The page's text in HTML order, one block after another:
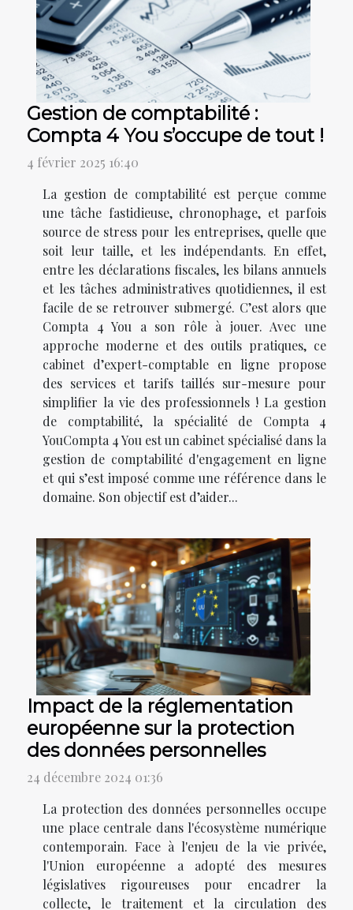
Gestion de comptabilité :
Compta 4 You s’occupe de tout !
4 février 2025 16:40
La gestion de comptabilité est perçue comme
une tâche fastidieuse, chronophage, et parfois
source de stress pour les entreprises, quelle que
soit leur taille, et les indépendants. En effet,
entre les déclarations fiscales, les bilans annuels
et les tâches administratives quotidiennes, il est
facile de se retrouver submergé. C’est alors que
Compta 4 You a son rôle à jouer. Avec une
approche moderne et des outils pratiques, ce
cabinet d’expert-comptable en ligne propose
des services et tarifs taillés sur-mesure pour
simplifier la vie des professionnels ! La gestion
de comptabilité, la spécialité de Compta 4
YouCompta 4 You est un cabinet spécialisé dans la
gestion de comptabilité d'engagement en ligne
et qui s’est imposé comme une référence dans le
domaine. Son objectif est d’aider...
Impact de la réglementation
européenne sur la protection
des données personnelles
24 décembre 2024 01:36
La protection des données personnelles occupe
une place centrale dans l'écosystème numérique
contemporain. Face à l'enjeu de la vie privée,
l'Union européenne a adopté des mesures
législatives rigoureuses pour encadrer la
collecte, le traitement et la circulation des